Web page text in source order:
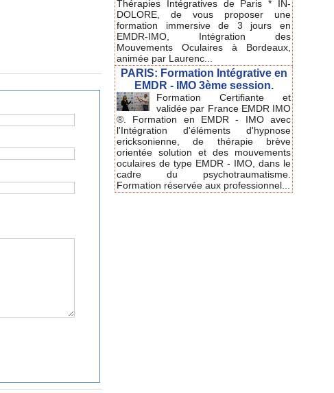
Thérapies Intégratives de Paris * IN-
DOLORE, de vous proposer une
formation immersive de 3 jours en
EMDR-IMO, Intégration des
Mouvements Oculaires à Bordeaux,
animée par Laurenc...
PARIS: Formation Intégrative en
EMDR - IMO 3ème session.
Formation Certifiante et
validée par France EMDR IMO
®. Formation en EMDR - IMO avec
l'Intégration d'éléments d'hypnose
ericksonienne, de thérapie brève
orientée solution et des mouvements
oculaires de type EMDR - IMO, dans le
cadre du psychotraumatisme.
Formation réservée aux professionnel...